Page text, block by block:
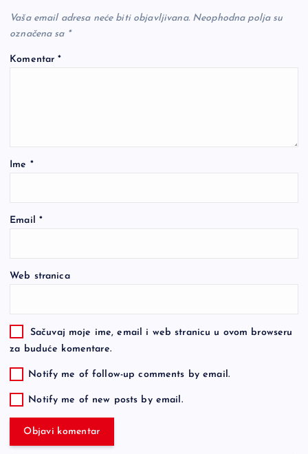
Vaša email adresa neće biti objavljivana. Neophodna polja su
označena sa *
Komentar*
Ime *
Email *
Web stranica
Sačuvaj moje ime, email i web stranicu u ovom browseru
za buduće komentare.
Notify me of follow-up comments by email.
Notify me of new posts by email.